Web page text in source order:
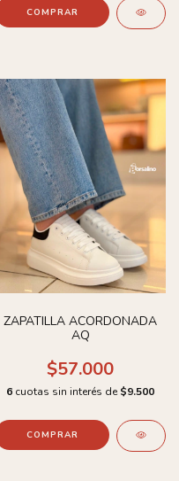
COMPRAR
ZAPATILLA ACORDONADA
AQ
$57.000
6 cuotas sin interés de $9.500
COMPRAR